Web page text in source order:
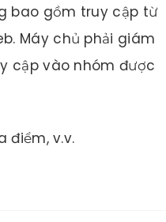
bao gồm truy cập từ
Máy chủ phải giám
cập vào nhóm được
điểm, v.v.